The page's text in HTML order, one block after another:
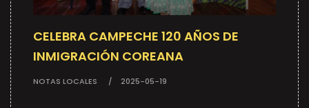
CELEBRA CAMPECHE 120 AÑOS DE
INMIGRACIÓN COREANA
NOTAS LOCALES 2025-05-19